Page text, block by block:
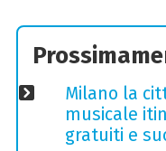
Milano la
musicale
gratuiti e